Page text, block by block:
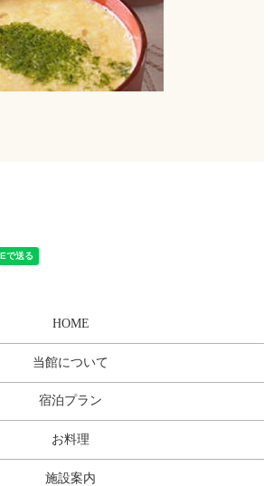
HOME
当館について
宿泊プラン
お料理
施設案内